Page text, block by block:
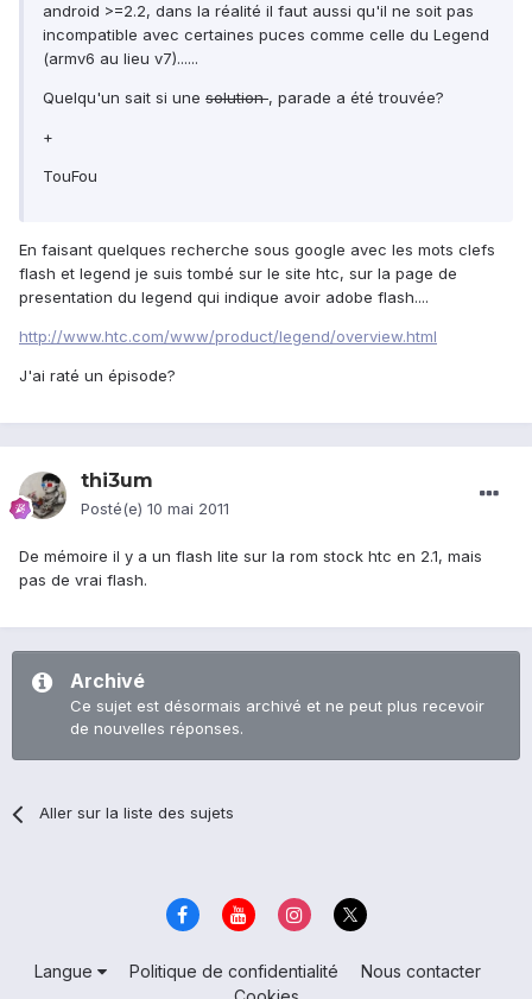
android >=2.2, dans la réalité il faut aussi qu'il ne soit pas
incompatible avec certaines puces comme celle du Legend
(armv6 au lieu v7)......
Quelqu'un sait si une solution, parade a été trouvée?
+
TouFou
En faisant quelques recherche sous google avec les mots clefs
flash et legend je suis tombé sur le site htc, sur la page de
presentation du legend qui indique avoir adobe flash....
http://www.htc.com/www/product/legend/overview.html
J'ai raté un épisode?
thi3um
Posté(e) 10 mai 2011
De mémoire il y a un flash lite sur la rom stock htc en 2.1, mais
pas de vrai flash.
Archivé
Ce sujet est désormais archivé et ne peut plus recevoir
de nouvelles réponses.
Aller sur la liste des sujets
Langue Politique de confidentialité
Nous contacter